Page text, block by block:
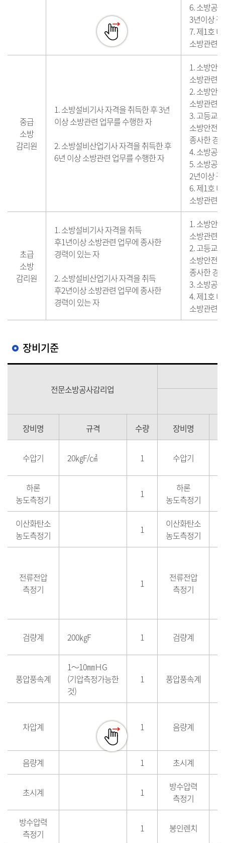
6. 소방공
3년이상
7. 제1호
소방관련
중급
소방
감리원
1. 소방설비기사 자격을 취득한 후 3년
이상 소방관련 업무를 수행한 자
2. 소방설비산업기사 자격을 취득한 후
6년 이상 소방관련 업무를 수행한 자
1. 소방안
소방관련
2. 소방안
소방관련
3. 고등교
소방안전
종사한 경
4. 소방공
5. 소방공
2년이상
6. 제1호
소방관련
초급
소방
감리원
1. 소방설비기사 자격을 취득
후1년이상 소방관련 업무에 종사한
경력이 있는 자
2. 소방설비산업기사 자격을 취득
후2년이상 소방관련 업무에 종사한
경력이 있는 자
1. 소방안
소방관련
2. 고등교
소방안전
종사한 경
3. 소방공
4. 제1호
소방관련
장비기준
전문소방공사감리업
장비명 규격 수량 장비명
수압기 20㎏F/㎠ 1 수압기
하론
농도측정기
1
하론
농도측정기
이산화탄소
농도측정기
1
이산화탄소
농도측정기
전류전압
측정기
1
전류전압
측정기
검량계 200㎏F 1 검량계
풍압풍속계
1～10㎜ＨG
(기압측정가능한
것)
1 풍압풍속계
차압계 1 음량계
음량계 1 초시계
초시계 1
방수압력
측정기
방수압력
측정기
1 봉인렌치